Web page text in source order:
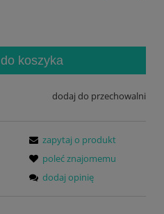
do koszyka
dodaj do przechowalni
zapytaj o produkt
poleć znajomemu
dodaj opinię